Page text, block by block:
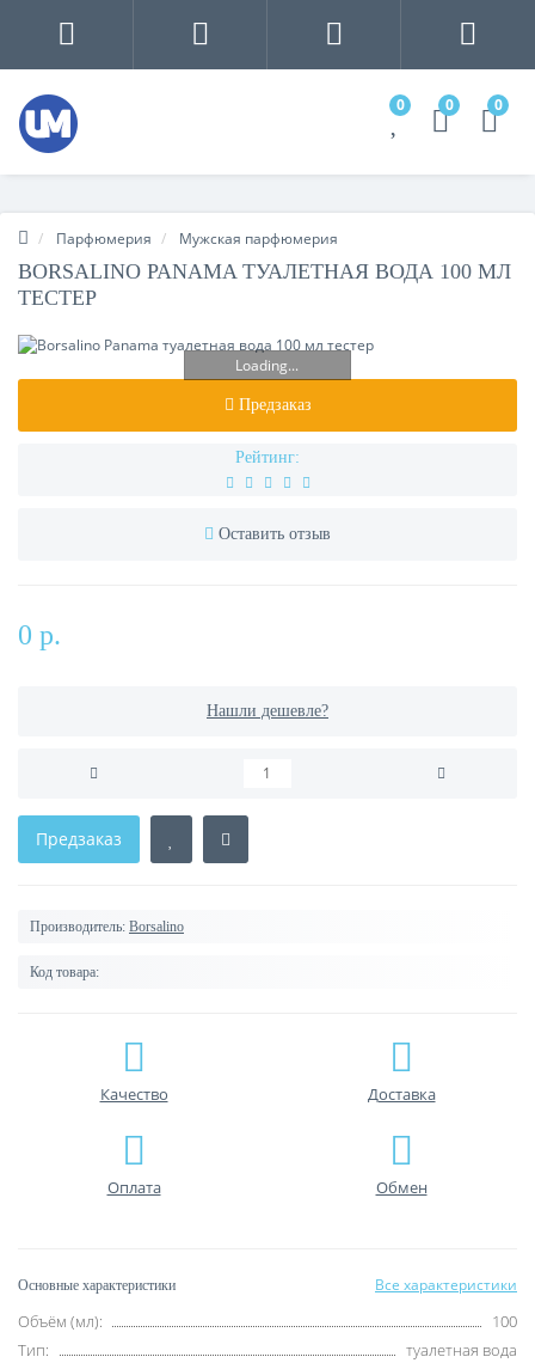
0 0 0
Парфюмерия Мужская парфюмерия
BORSALINO PANAMA ТУАЛЕТНАЯ ВОДА 100 МЛ
ТЕСТЕР
Loading...
Предзаказ
Рейтинг:
Оставить отзыв
0 р.
Нашли дешевле?
Предзаказ
Производитель: Borsalino
Код товара:
Качество Доставка
Оплата Обмен
Основные характеристики Все характеристики
Объём (мл):
100
Тип:
туалетная вода